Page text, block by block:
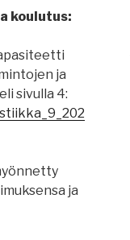
koulutus:
ja
sivulla 4:
ja